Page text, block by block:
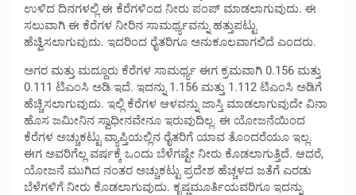
ಉಳಿದ ದಿನಗಳಲ್ಲಿ ಈ ಕೆರೆಗಳಿಂದ ನೀರು ಪಂಪ್ ಮಾಡಲಾಗುವುದು. ಈ
ಸಲುವಾಗಿ ಈ ಕೆರೆಗಳ ನೀರಿನ ಸಾಮರ್ಥ್ಯವನ್ನು ಹತ್ತುಪಟ್ಟು
ಹೆಚ್ವಿಸಲಾಗುವುದು. ಇದರಿಂದ ರೈತರಿಗೂ ಅನುಕೂಲವಾಗಲಿದೆ ಎಂದರು.
ಅಗರ ಮತ್ತು ಮದ್ದೂರು ಕೆರೆಗಳ ಸಾಮರ್ಥ್ಯ ಈಗ ಕ್ರಮವಾಗಿ 0.156 ಮತ್ತು
0.111 ಟಿಎಂಸಿ ಅಡಿ ಇದೆ. ಇದನ್ನು 1.156 ಮತ್ತು 1.112 ಟಿಎಂಸಿ ಅಡಿಗೆ
ಹೆಚ್ಚಿಸಲಾಗುವುದು. ಇಲ್ಲಿ ಕೆರೆಗಳ ಆಳವನ್ನು ಜಾಸ್ತಿ ಮಾಡಲಾಗುವುದೇ ವಿನಾ
ಹೊಸ ಜಮೀನಿನ ಸ್ವಾಧೀನವೇನೂ ಇರುವುದಿಲ್ಲ. ಈ ಯೋಜನೆಯಿಂದ
ಕೆರೆಗಳ ಅಚ್ಚುಕಟ್ಟು ವ್ಯಾಪ್ತಿಯಲ್ಲಿನ ರೈತರಿಗೆ ಯಾವ ತೊಂದರೆಯೂ ಇಲ್ಲ.
ಈಗ ಅವರಿಗೆಲ್ಲ ವರ್ಷಕ್ಕೆ ಒಂದು ಬೆಳೆಗಷ್ಟೇ ನೀರು ಕೊಡಲಾಗುತ್ತಿದೆ. ಆದರೆ,
ಯೋಜನೆ ಮುಗಿದ ನಂತರ ಅಚ್ಚುಕಟ್ಟು ಪ್ರದೇಶ ಹೆಚ್ಚಳದ ಜತೆಗೆ ಎರಡು
ಬೆಳೆಗಳಿಗೆ ನೀರು ಕೊಡಲಾಗುವುದು. ಕೃಷ್ಣಮೂರ್ತಿಯವರಿಗೂ ಇದನ್ನು